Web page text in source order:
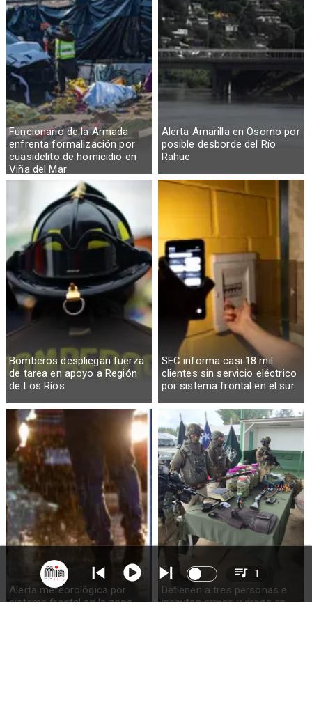
Funcionario de la Armada
enfrenta formalización por
cuasidelito de homicidio en
Viña del Mar
Alerta Amarilla en Osorno por
posible desborde del Río
Rahue
Bomberos despliegan fuerza
de tarea en apoyo a Región
de Los Ríos
SEC informa casi 18 mil
clientes sin servicio eléctrico
por sistema frontal en el sur
Alerta meteorológica por
sistema frontal en la zona
Detienen a tres personas e
incautan armas y droga en
1